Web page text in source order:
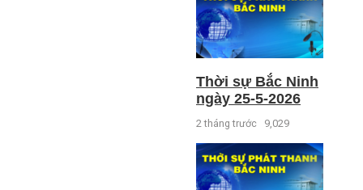
Thời sự Bắc Ninh
ngày 25-5-2026
2 tháng trước 9,029